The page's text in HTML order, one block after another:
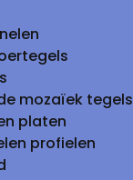
mozaïek tegels
platen
profielen